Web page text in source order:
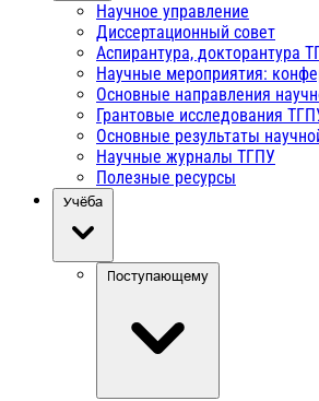
Научное управление
Диссертационный совет
Аспирантура, докторантура
Научные мероприятия:
Основные направления
Грантовые исследования
Основные результаты
Научные журналы ТГПУ
Полезные ресурсы
Учёба
Поступающему